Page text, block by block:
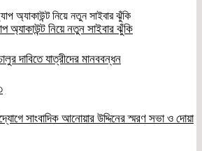
অ্যাকাউন্ট নিয়ে নতুন সাইবার ঝুঁকি
দাবিতে যাত্রীদের মানববন্ধন
সাংবাদিক আনোয়ার উদ্দিনের স্মরণ সভা ও দোয়া